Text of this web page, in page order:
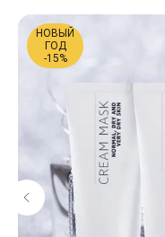
НОВЫЙ
ГОД
-15%